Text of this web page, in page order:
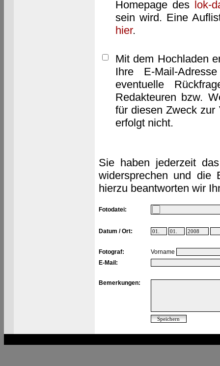
Homepage des lok-
sein wird. Eine
hier.
Mit dem Hochladen
Ihre E-Mail-
eventuelle
Redakteuren bzw.
für diesen Zweck zur
erfolgt nicht.
Sie haben jederzeit
widersprechen und die
hierzu beantworten wir
Fotodatei:
Datum / Ort:
Fotograf:
Vorname
E-Mail:
Bemerkungen: